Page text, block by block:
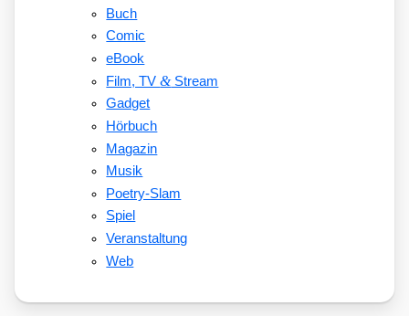
Buch
Comic
eBook
Film, TV&Stream
Gadget
Hörbuch
Magazin
Musik
Poetry-Slam
Spiel
Veranstaltung
Web